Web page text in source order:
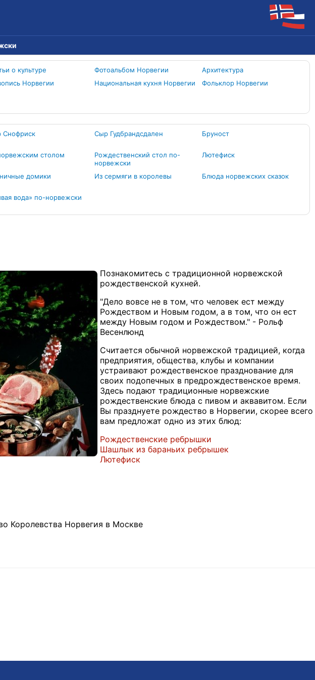
о культуре Фотоальбом Норвегии
Архитектура
Норвегии Национальная кухня Норвегии
Фольклор Норвегии
Снофриск Сыр Гудбрандсдален Бруност
столом
Рождественский стол по-
норвежски
Лютефиск
домики Из сермяги в королевы Блюда норвежских сказок
вода» по-норвежски
Познакомитесь с традиционной норвежской
рождественской кухней.
"Дело вовсе не в том, что человек ест между
Рождеством и Новым годом, а в том, что он ест
между Новым годом и Рождеством." - Рольф
Весенлюнд
Считается обычной норвежской традицией, когда
предприятия, общества, клубы и компании
устраивают рождественское празднование для
своих подопечных в предрождественское время.
Здесь подают традиционные норвежские
рождественские блюда с пивом и аквавитом. Если
Вы празднуете рождество в Норвегии, скорее всего
вам предложат одно из этих блюд:
Рождественские ребрышки
Шашлык из бараньих ребрышек
Лютефиск
Королевства Норвегия в Москве